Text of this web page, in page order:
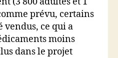
prévu, certains
vendus, ce qui a
moins
dans le projet